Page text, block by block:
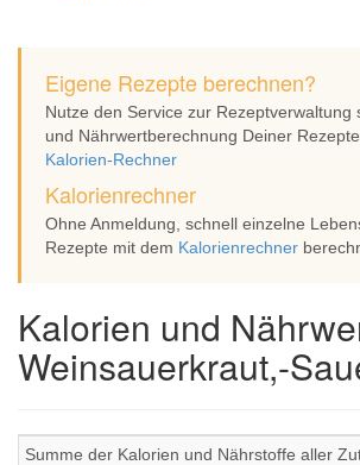
Eigene Rezepte berechnen?
Nutze den Service zur Rezeptverwaltung
und Nährwertberechnung Deiner
Kalorien-Rechner
Kalorienrechner
Ohne Anmeldung, schnell einzelne
Rezepte mit dem Kalorienrechner
Kalorien und
Weinsauerkraut,-
Summe der Kalorien und Nährstoffe aller